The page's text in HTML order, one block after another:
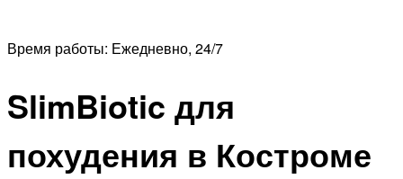
Время работы: Ежедневно, 24/7
SlimBiotic для
похудения в Костроме